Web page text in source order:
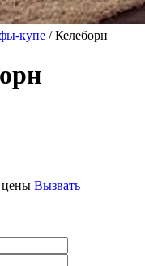
купе / Келеборн
цены Вызвать